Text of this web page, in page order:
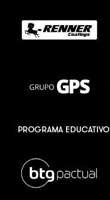
PROGRAMA EDUCATIVO